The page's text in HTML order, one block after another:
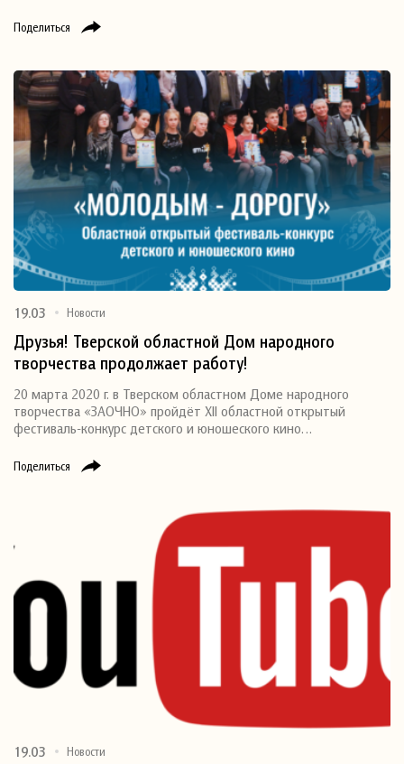
Поделиться
Поделиться
19.03 Новости
Друзья! Тверской областной Дом народного
творчества продолжает работу!
20 марта 2020 г. в Тверском областном Доме народного
творчества «ЗАОЧНО» пройдёт XII областной открытый
фестиваль-конкурс детского и юношеского кино…
19.03 Новости